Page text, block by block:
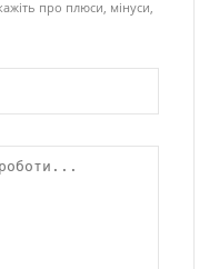
про плюси, мінуси,